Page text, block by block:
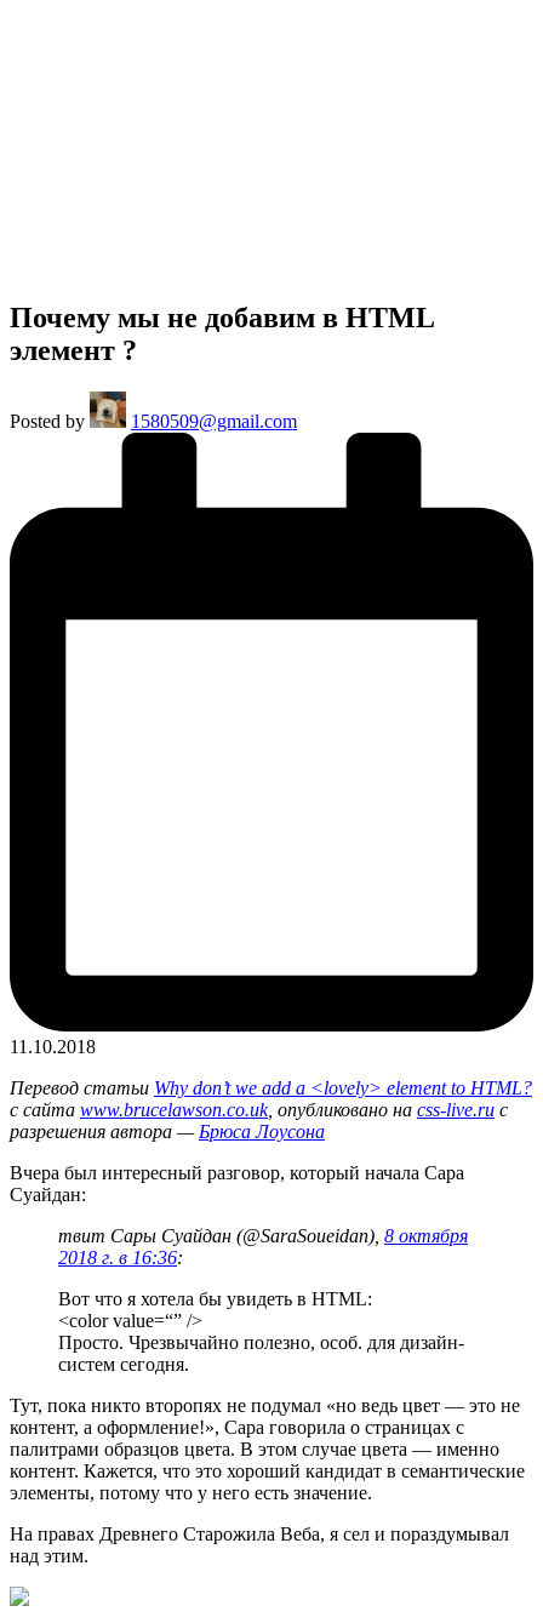
Почему мы не добавим в HTML
элемент ?
Posted by 1580509@gmail.com
11.10.2018
Перевод статьи Why don’t we add a <lovely> element to HTML?
с сайта www.brucelawson.co.uk, опубликовано на css-live.ru с
разрешения автора — Брюса Лоусона
Вчера был интересный разговор, который начала Сара
Суайдан:
твит Сары Суайдан (@SaraSoueidan), 8 октября
2018 г. в 16:36:
Вот что я хотела бы увидеть в HTML:
<color value=“” />
Просто. Чрезвычайно полезно, особ. для дизайн-
систем сегодня.
Тут, пока никто второпях не подумал «но ведь цвет — это не
контент, а оформление!», Сара говорила о страницах с
палитрами образцов цвета. В этом случае цвета — именно
контент. Кажется, что это хороший кандидат в семантические
элементы, потому что у него есть значение.
На правах Древнего Старожила Веба, я сел и пораздумывал
над этим.